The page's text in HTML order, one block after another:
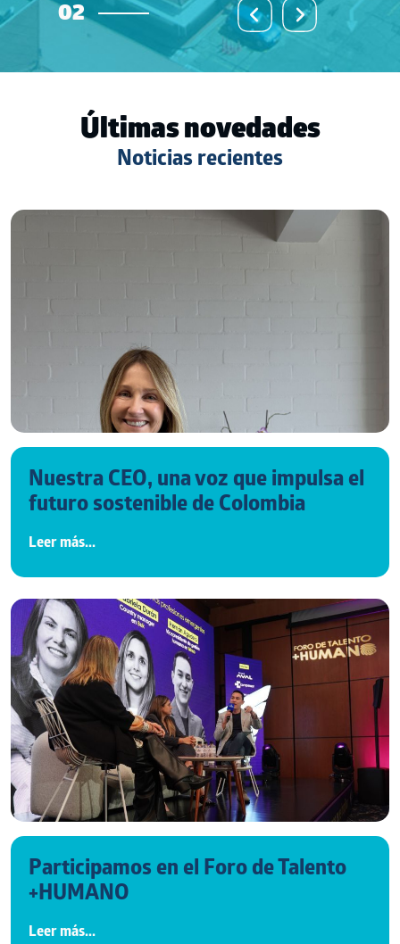
02
Últimas novedades
Noticias recientes
Nuestra CEO, una voz que impulsa el
futuro sostenible de Colombia
Leer más...
Participamos en el Foro de Talento
+HUMANO
Leer más...